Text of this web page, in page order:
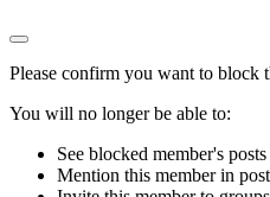
Please confirm you want to block
You will no longer be able to:
See blocked member's posts
Mention this member in